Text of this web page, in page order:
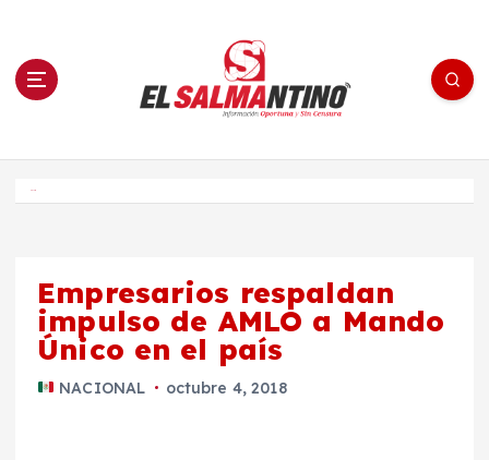
n El Salmantino - medios/noticias/editorial
Empresarios respaldan
impulso de AMLO a Mando
Único en el país
NACIONAL octubre 4, 2018